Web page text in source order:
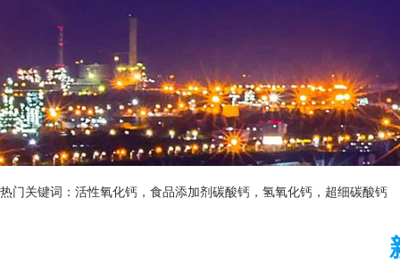
热门关键词：活性氧化钙，食品添加剂碳酸钙，氢氧化钙，超细碳酸钙